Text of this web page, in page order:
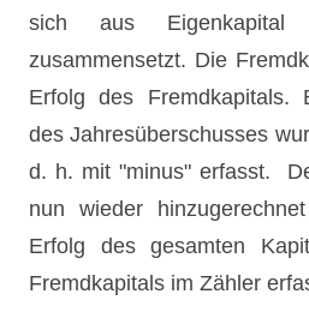
sich aus Eigenkapital
zusammensetzt. Die
Erfolg des Fremdkapitals.
des Jahresüberschusses
d. h. mit "minus" erfasst.
nun wieder
Erfolg des gesamten
Fremdkapitals im Zähler